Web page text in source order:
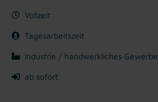
Vollzeit
Tagesarbeitszeit
Industrie / handwerkliches Gewerbe
ab sofort